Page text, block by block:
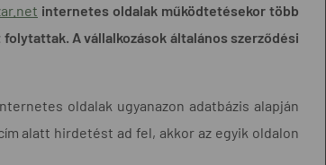
internetes oldalak működtetésekor több
A vállalkozások általános szerződési
oldalak ugyanazon adatbázis alapján
alatt hirdetést ad fel, akkor az egyik oldalon